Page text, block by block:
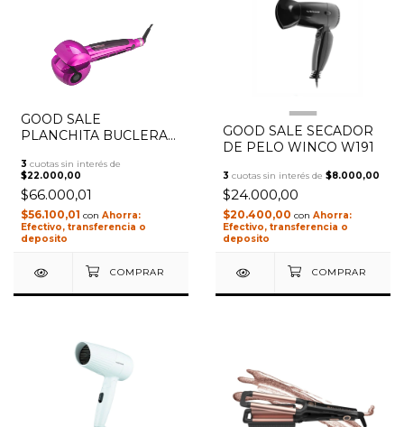
GOOD SALE
PLANCHITA BUCLERA
3 cuotas sin interés de
$22.000,00
$66.000,01
$56.100,01 con
Efectivo, transferencia o
deposito
1/ 2
GOOD SALE SECADOR
DE PELO WINCO W191
3 cuotas sin interés de $8.000,00
$24.000,00
$20.400,00 con
Efectivo, transferencia o
deposito